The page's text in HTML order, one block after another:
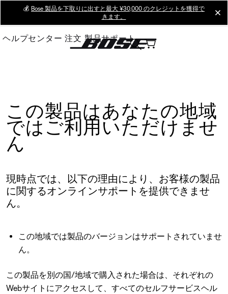
Main
💰 Bose 製品を下取りに出すと最大 ¥30,000 のクレジットを獲得で
きます。
ヘルプセンター 注文 製品サポート
この製品はあなたの地域
ではご利用いただけませ
ん
現時点では、以下の理由により、お客様の製品
に関するオンラインサポートを提供できませ
ん。
この地域では製品のバージョンはサポートされていませ
ん。
この製品を別の国/地域で購入された場合は、それぞれの
Webサイトにアクセスして、すべてのセルフサービスヘル